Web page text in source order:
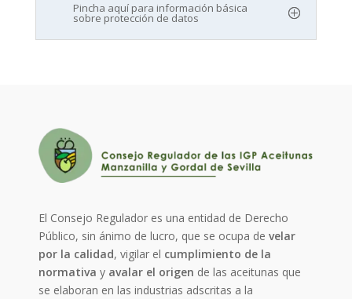
Pincha aquí para información básica
sobre protección de datos
El Consejo Regulador es una entidad de Derecho
Público, sin ánimo de lucro, que se ocupa develar
por la calidad, vigilar el cumplimiento de la
normativa y avalar el origen de las aceitunas que
se elaboran en las industrias adscritas a la